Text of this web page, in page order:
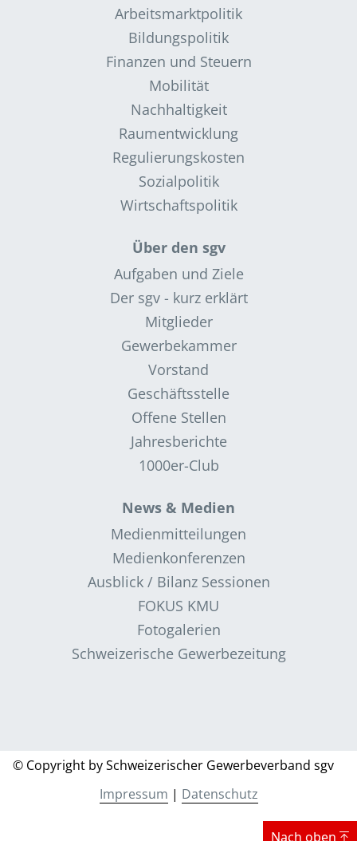
Nach oben
Arbeitsmarktpolitik
Bildungspolitik
Finanzen und Steuern
Mobilität
Nachhaltigkeit
Raumentwicklung
Regulierungskosten
Sozialpolitik
Wirtschaftspolitik
Über den sgv
Aufgaben und Ziele
Der sgv - kurz erklärt
Mitglieder
Gewerbekammer
Vorstand
Geschäftsstelle
Offene Stellen
Jahresberichte
1000er-Club
News & Medien
Medienmitteilungen
Medienkonferenzen
Ausblick / Bilanz Sessionen
FOKUS KMU
Fotogalerien
Schweizerische Gewerbezeitung
© Copyright by Schweizerischer Gewerbeverband sgv
Impressum | Datenschutz